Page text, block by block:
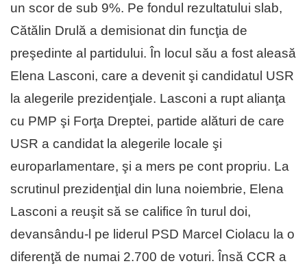
un scor de sub 9%. Pe fondul rezultatului slab,
Cătălin Drulă a demisionat din funcţia de
preşedinte al partidului. În locul său a fost aleasă
Elena Lasconi, care a devenit şi candidatul USR
la alegerile prezidenţiale. Lasconi a rupt alianţa
cu PMP şi Forţa Dreptei, partide alături de care
USR a candidat la alegerile locale şi
europarlamentare, şi a mers pe cont propriu. La
scrutinul prezidenţial din luna noiembrie, Elena
Lasconi a reuşit să se califice în turul doi,
devansându-l pe liderul PSD Marcel Ciolacu la o
diferenţă de numai 2.700 de voturi. Însă CCR a